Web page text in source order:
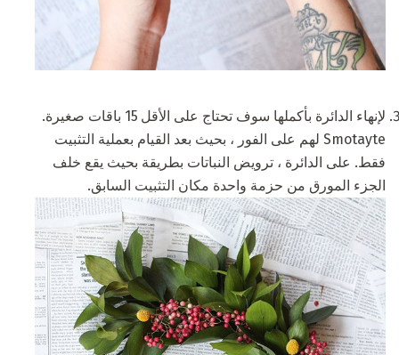
لإنهاء الدائرة بأكملها سوف تحتاج على الأقل 15 باقات صغيرة.
Smotayte لهم على الفور ، بحيث بعد القيام بعملية التثبيت
فقط. على الدائرة ، ترويض النباتات بطريقة بحيث يقع خلف
الجزء المورق من حزمة واحدة مكان التثبيت السابق.